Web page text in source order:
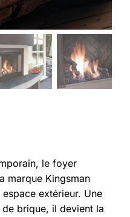
le foyer
marque Kingsman
espace extérieur. Une
brique, il devient la